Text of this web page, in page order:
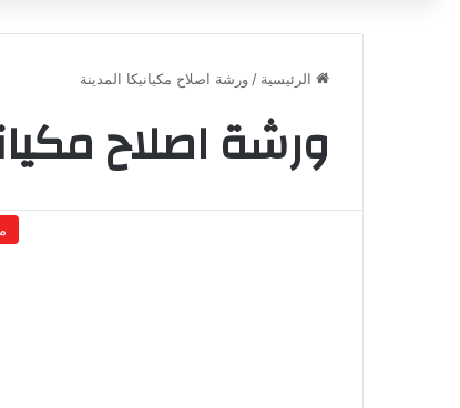
الرئيسية /ورشة اصلاح مكيانيكا المدينة
ورشة اصلاح